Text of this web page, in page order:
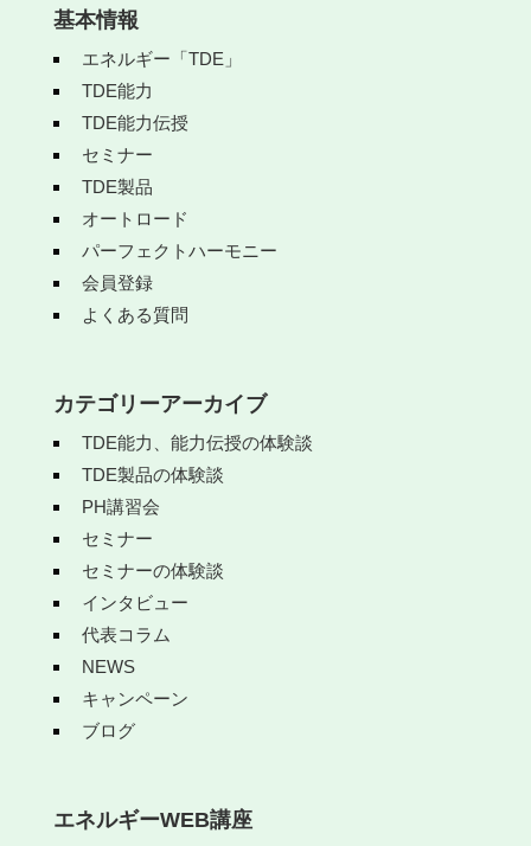
基本情報
エネルギー「TDE」
TDE能力
TDE能力伝授
セミナー
TDE製品
オートロード
パーフェクトハーモニー
会員登録
よくある質問
カテゴリーアーカイブ
TDE能力、能力伝授の体験談
TDE製品の体験談
PH講習会
セミナー
セミナーの体験談
インタビュー
代表コラム
NEWS
キャンペーン
ブログ
エネルギーWEB講座